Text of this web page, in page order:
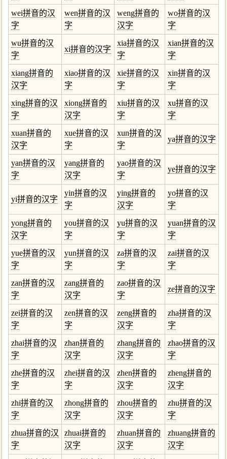
wei拼音的汉
字
wen拼音的汉
字
weng拼音的
汉字
wo拼音的汉
字
wu拼音的汉
字
xi拼音的汉字
xia拼音的汉
字
xian拼音的汉
字
xiang拼音的
汉字
xiao拼音的汉
字
xie拼音的汉
字
xin拼音的汉
字
xing拼音的汉
字
xiong拼音的
汉字
xiu拼音的汉
字
xu拼音的汉
字
xuan拼音的
汉字
xue拼音的汉
字
xun拼音的汉
字
ya拼音的汉字
yan拼音的汉
字
yang拼音的
汉字
yao拼音的汉
字
ye拼音的汉字
yi拼音的汉字
yin拼音的汉
字
ying拼音的
汉字
yo拼音的汉
字
yong拼音的
汉字
you拼音的汉
字
yu拼音的汉
字
yuan拼音的汉
字
yue拼音的汉
字
yun拼音的汉
字
za拼音的汉
字
zai拼音的汉
字
zan拼音的汉
字
zang拼音的
汉字
zao拼音的汉
字
ze拼音的汉字
zei拼音的汉
字
zen拼音的汉
字
zeng拼音的
汉字
zha拼音的汉
字
zhai拼音的汉
字
zhan拼音的
汉字
zhang拼音的
汉字
zhao拼音的汉
字
zhe拼音的汉
字
zhei拼音的汉
字
zhen拼音的
汉字
zheng拼音的
汉字
zhi拼音的汉
字
zhong拼音的
汉字
zhou拼音的
汉字
zhu拼音的汉
字
zhua拼音的汉
字
zhuai拼音的
汉字
zhuan拼音的
汉字
zhuang拼音的
汉字